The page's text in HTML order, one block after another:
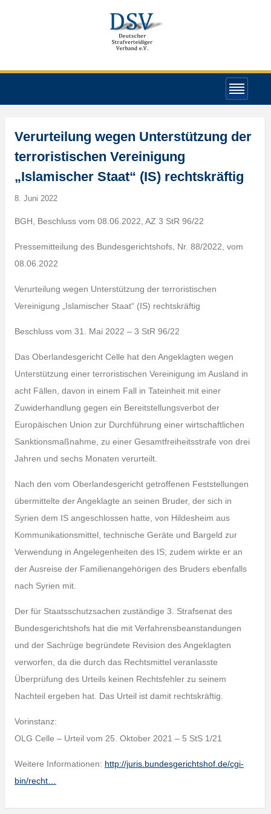
Verurteilung wegen Unterstützung der
terroristischen Vereinigung
„Islamischer Staat“ (IS) rechtskräftig
8. Juni 2022
BGH, Beschluss vom 08.06.2022, AZ 3 StR 96/22
Pressemitteilung des Bundesgerichtshofs, Nr. 88/2022, vom
08.06.2022
Verurteilung wegen Unterstützung der terroristischen
Vereinigung „Islamischer Staat“ (IS) rechtskräftig
Beschluss vom 31. Mai 2022 – 3 StR 96/22
Das Oberlandesgericht Celle hat den Angeklagten wegen
Unterstützung einer terroristischen Vereinigung im Ausland in
acht Fällen, davon in einem Fall in Tateinheit mit einer
Zuwiderhandlung gegen ein Bereitstellungsverbot der
Europäischen Union zur Durchführung einer wirtschaftlichen
Sanktionsmaßnahme, zu einer Gesamtfreiheitsstrafe von drei
Jahren und sechs Monaten verurteilt.
Nach den vom Oberlandesgericht getroffenen Feststellungen
übermittelte der Angeklagte an seinen Bruder, der sich in
Syrien dem IS angeschlossen hatte, von Hildesheim aus
Kommunikationsmittel, technische Geräte und Bargeld zur
Verwendung in Angelegenheiten des IS; zudem wirkte er an
der Ausreise der Familienangehörigen des Bruders ebenfalls
nach Syrien mit.
Der für Staatsschutzsachen zuständige 3. Strafsenat des
Bundesgerichtshofs hat die mit Verfahrensbeanstandungen
und der Sachrüge begründete Revision des Angeklagten
verworfen, da die durch das Rechtsmittel veranlasste
Überprüfung des Urteils keinen Rechtsfehler zu seinem
Nachteil ergeben hat. Das Urteil ist damit rechtskräftig.
Vorinstanz:
OLG Celle – Urteil vom 25. Oktober 2021 – 5 StS 1/21
Weitere Informationen: http://juris.bundesgerichtshof.de/cgi-
bin/recht…